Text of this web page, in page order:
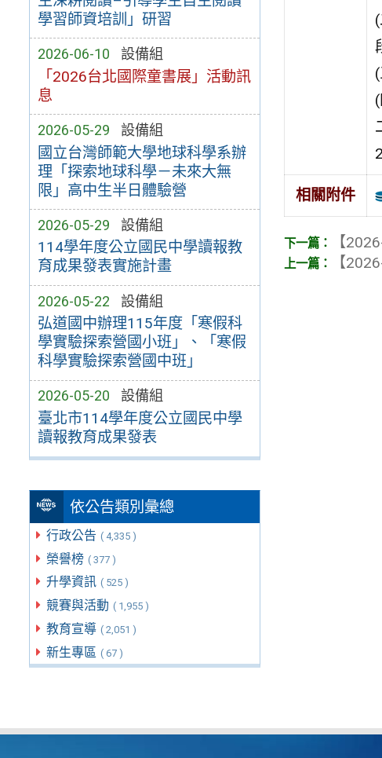
學習師資培訓」研習
2026-06-10 設備組
「2026台北國際童書展」活動訊
息
2026-05-29 設備組
國立台灣師範大學地球科學系辦
理「探索地球科學－未來大無
限」高中生半日體驗營
2026-05-29 設備組
114學年度公立國民中學讀報教
育成果發表實施計畫
2026-05-22 設備組
弘道國中辦理115年度「寒假科
學實驗探索營國小班」、「寒假
科學實驗探索營國中班」
2026-05-20 設備組
臺北市114學年度公立國民中學
讀報教育成果發表
依公告類別彙總
行政公告 ( 4,335 )
榮譽榜 ( 377 )
升學資訊 ( 525 )
競賽與活動 ( 1,955 )
教育宣導 ( 2,051 )
新生專區 ( 67 )
相關附件
【
【